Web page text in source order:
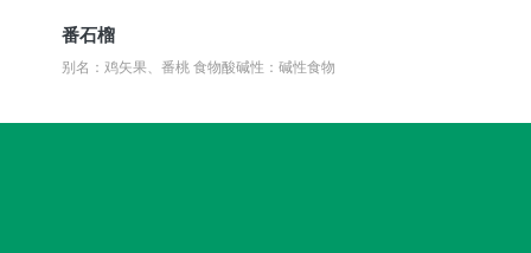
番石榴
别名：鸡矢果、番桃食物酸碱性：碱性食物